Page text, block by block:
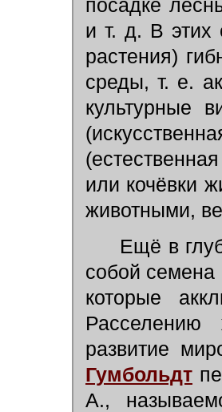
посадке
и т. д. В этих
растения)
среды, т. е.
культурные
или кочёвки
животными,
Ещё в
собой семена
которые
Расселению
развитие
Гумбольдт
А.,